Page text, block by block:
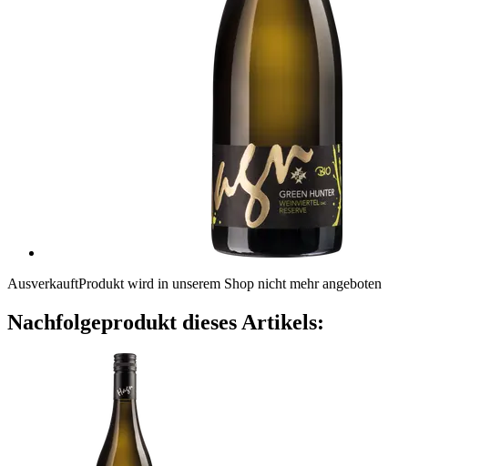
AusverkauftProdukt wird in unserem Shop nicht mehr angeboten
Nachfolgeprodukt dieses Artikels: